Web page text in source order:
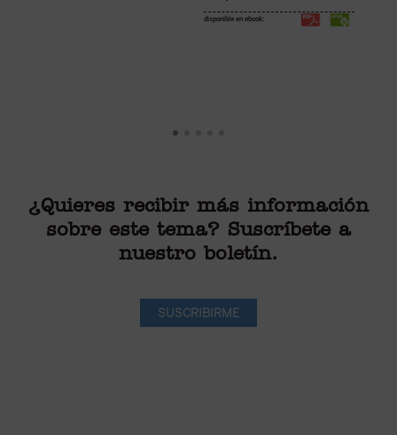
disponible en ebook:
¿Quieres recibir más información
sobre este tema? Suscríbete a
nuestro boletín.
SUSCRIBIRME